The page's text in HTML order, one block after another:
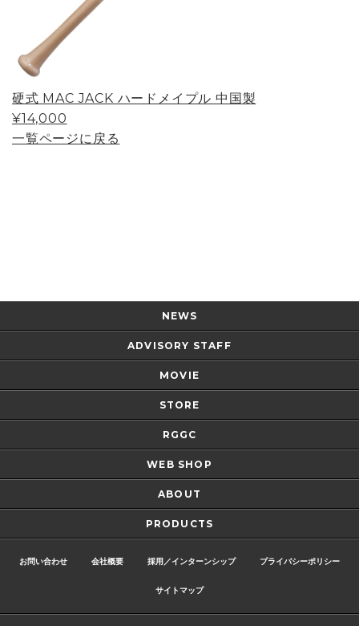
硬式 MAC JACK ハードメイプル 中国製
¥14,000
一覧ページに戻る
NEWS
ADVISORY STAFF
MOVIE
STORE
RGGC
WEB SHOP
ABOUT
PRODUCTS
お問い合わせ 会社概要 採用／インターンシップ プライバシーポリシー
サイトマップ